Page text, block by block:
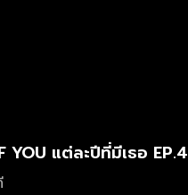
YOU แต่ละปีที่มีเธอ EP.4